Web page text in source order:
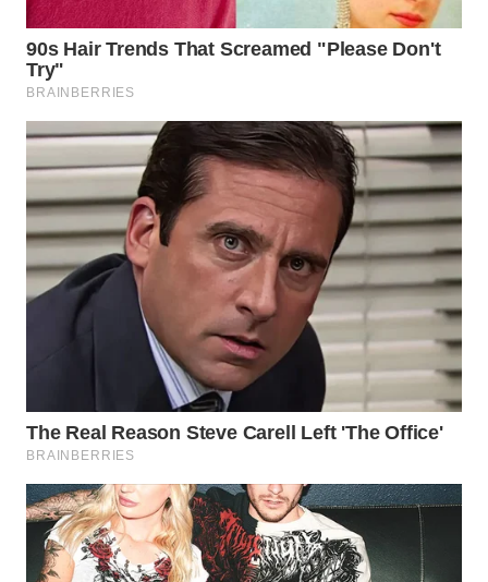
WN
TANJUNG
LESUNG
WN
KARO
WN
SIMALUNGUN
WN
LABUHANBATU
TENGAH
WN DELI
SERDANG
WN
TEBING